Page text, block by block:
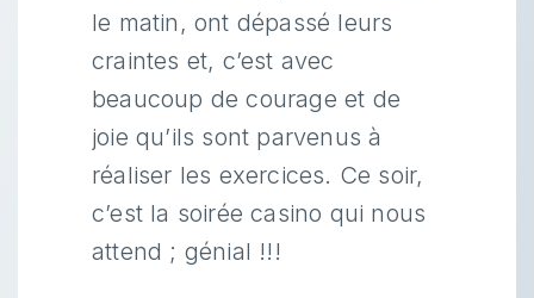
le matin, ont dépassé leurs
craintes et, c’est avec
beaucoup de courage et de
joie qu’ils sont parvenus à
réaliser les exercices. Ce soir,
c’est la soirée casino qui nous
attend ; génial !!!